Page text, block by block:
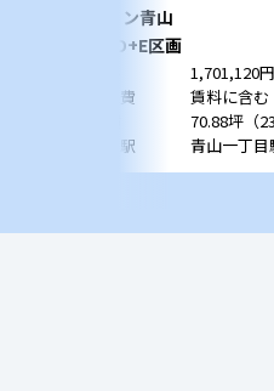
ウィン青山
2階D+E区画
1,701,120円
共益費
賃料に含む
70.88坪（
最寄駅
青山一丁目